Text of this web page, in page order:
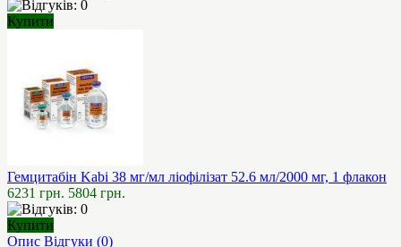
Купити
Гемцитабін Kabi 38 мг/мл ліофілізат 52.6 мл/2000 мг, 1 флакон
6231 грн. 5804 грн.
Купити
Опис Відгуки (0)